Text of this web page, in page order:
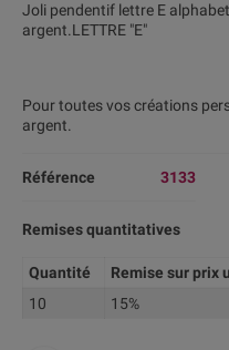
Joli pendentif lettre E
argent.LETTRE "E"
Pour toutes vos créations
argent.
Référence 3133
Remises quantitatives
Quantité Remise sur prix
10
15%